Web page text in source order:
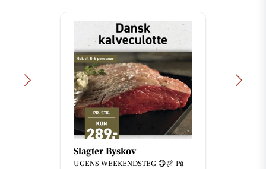
home Skanderborg
🏡 **Industritoften 14, Virring, 8660